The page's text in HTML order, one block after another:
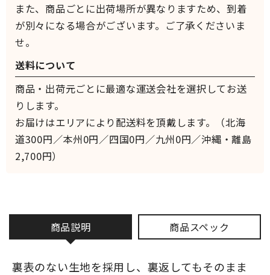
商品説明 商品スペック
裏表のない生地を採用し、裏返してもそのまま
また、商品ごとに出荷場所が異なりますため、到着
が別々になる場合がございます。ご了承くださいま
せ。
送料について
商品・出荷元ごとに最適な運送会社を選択してお送
りします。
お届けはエリアにより配送料を頂戴します。（北海
道300円／本州0円／四国0円／九州0円／沖縄・離島
2,700円）